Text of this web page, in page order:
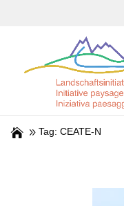
Tag: CEATE-N